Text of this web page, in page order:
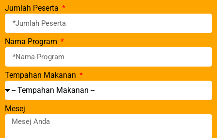
Jumlah Peserta
Nama Program
Tempahan Makanan
Mesej